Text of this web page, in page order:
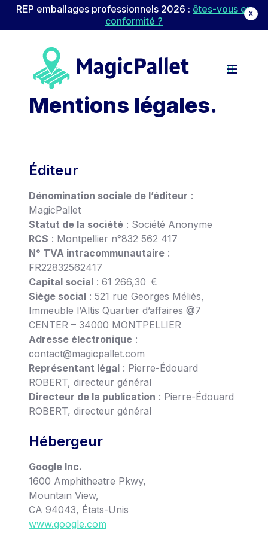
X
REP emballages professionnels 2026 : êtes-vous en
conformité ?
Passer au contenu
Navigation principale
Mentions légales.
Éditeur
Dénomination sociale de l’éditeur :
MagicPallet
Statut de la société : Société Anonyme
RCS : Montpellier n°832 562 417
N° TVA intracommunautaire :
FR22832562417
Capital social : 61 266,30 €
Siège social : 521 rue Georges Méliès,
Immeuble l’Altis Quartier d’affaires @7
CENTER – 34000 MONTPELLIER
Adresse électronique :
contact@magicpallet.com
Représentant légal : Pierre-Édouard
ROBERT, directeur général
Directeur de la publication : Pierre-Édouard
ROBERT, directeur général
Hébergeur
Google Inc.
1600 Amphitheatre Pkwy,
Mountain View,
CA 94043, États-Unis
www.google.com